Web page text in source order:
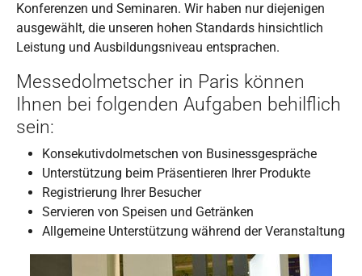
Konferenzen und Seminaren. Wir haben nur diejenigen
ausgewählt, die unseren hohen Standards hinsichtlich
Leistung und Ausbildungsniveau entsprachen.
Messedolmetscher in Paris können
Ihnen bei folgenden Aufgaben behilflich
sein:
Konsekutivdolmetschen von Businessgespräche
Unterstützung beim Präsentieren Ihrer Produkte
Registrierung Ihrer Besucher
Servieren von Speisen und Getränken
Allgemeine Unterstützung während der Veranstaltung